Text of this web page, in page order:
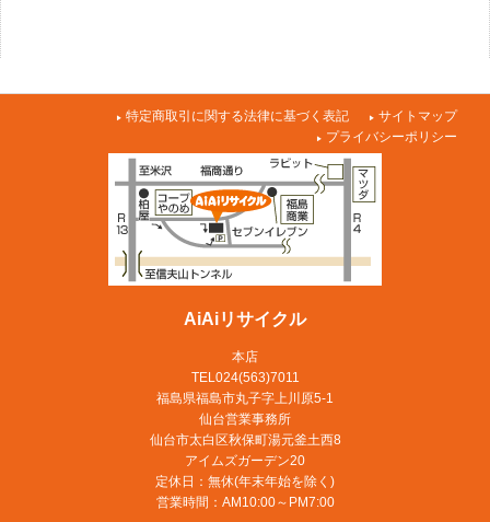
特定商取引に関する法律に基づく表記
サイトマップ
プライバシーポリシー
AiAiリサイクル
本店
TEL024(563)7011
福島県福島市丸子字上川原5-1
仙台営業事務所
仙台市太白区秋保町湯元釜土西8
アイムズガーデン20
定休日：無休(年末年始を除く)
営業時間：AM10:00～PM7:00